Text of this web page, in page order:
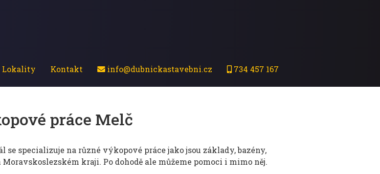
Lokality Kontakt info@dubnickastavebni.cz 734 457 167
práce Melč
specializuje na různé výkopové práce jako jsou základy, bazény,
kraji. Po dohodě ale můžeme pomoci i mimo něj.